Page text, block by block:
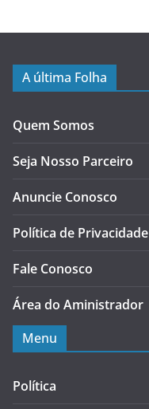
A última Folha
Quem Somos
Seja Nosso Parceiro
Anuncie Conosco
Política de Privacidade
Fale Conosco
Área do Aministrador
Menu
Política